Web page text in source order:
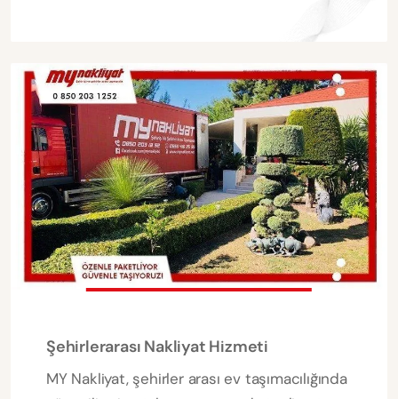
Şehirlerarası Nakliyat Hizmeti
MY Nakliyat, şehirler arası ev taşımacılığında